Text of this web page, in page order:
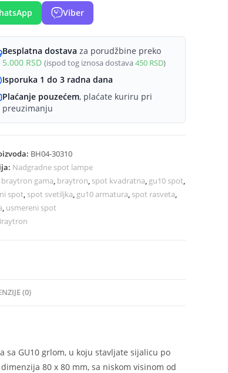
Viber
Besplatna dostava za porudžbine preko
5.000 RSD (ispod tog iznosa dostava450 RSD)
Isporuka 1 do 3 radna dana
Plaćanje pouzećem, plaćate kuriru pri
preuzimanju
BH04-30310
Nadgradne spot lampe
braytron gama, braytron, spot kvadratna, gu10 spot,
spot, spot svetiljka, gu10 armatura, spot rasveta,
, usmereni spot
(0)
sa GU10 grlom, u koju stavljate sijalicu po
80 x 80 mm, sa niskom visinom od